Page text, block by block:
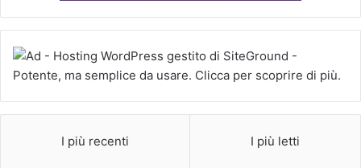
I più recenti I più letti